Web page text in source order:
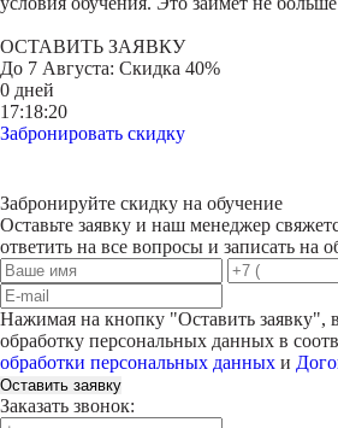
ОСТАВИТЬ ЗАЯВКУ
До 7 Августа: Скидка 40%
0 дней
17:18:20
Забронировать скидку
Забронируйте скидку на обучение
Оставьте заявку и наш менеджер
ответить на все вопросы и записать на
Нажимая на кнопку "Оставить заявку",
обработку персональных данных в
обработки персональных данных и
Оставить заявку
Заказать звонок: